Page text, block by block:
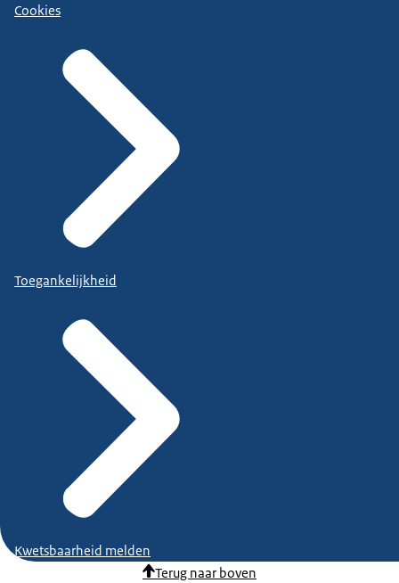
Cookies
Toegankelijkheid
Kwetsbaarheid melden
Terug naar boven